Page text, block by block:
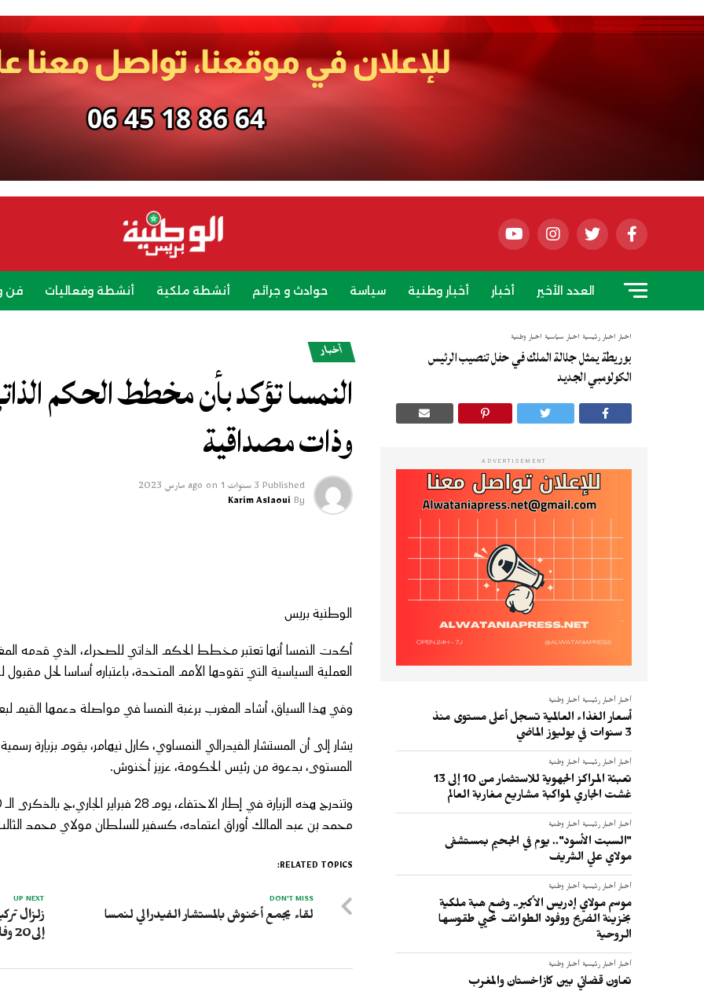
العدد الأخير أخبار أخبار وطنية سياسة حوادث و جرائم أنشطة ملكية أنشطة وفعاليات فن
أخبار أخبار رئيسية أخبار سياسية أخبار وطنية
بوريطة يمثل جلالة الملك في حفل تنصيب الرئيس
الكولومبي الجديد
ADVERTISEMENT
أخبار أخبار رئيسية أخبار وطنية
أسعار الغذاء العالمية تسجل أعلى مستوى منذ
3 سنوات في يوليوز الماضي
أخبار أخبار رئيسية أخبار وطنية
تعبئة المراكز الجهوية للاستثمار من 10 إلى 13
غشت الجاري لمواكبة مشاريع مغاربة العالم
أخبار أخبار رئيسية أخبار وطنية
"السبت الأسود".. يوم في الجحيم بمستشفى
مولاي علي الشريف
أخبار أخبار رئيسية أخبار وطنية
موسم مولاي إدريس الأكبر.. وضع هبة ملكية
بخزينة الضريح ووفود الطوائف تحيي طقوسها
الروحية
أخبار أخبار رئيسية أخبار وطنية
تعاون قضائي بين كازاخستان والمغرب
أخبار
النمسا تؤكد بأن مخطط الحكم
وذات مصداقية
Published 3 سنوات ago on 1 مارس 2023
By
Karim Aslaoui
الوطنية بريس
العملية السياسية التي تقودها الأمم المتحدة، باعتباره أساسا لحل
وفي هذا السياق، أشاد المغرب برغبة النمسا في مواصلة دعمها القيم
المستوى، بدعوة من رئيس الحكومة، عزيز أخنوش.
محمد بن عبد المالك أوراق اعتماده، كسفير للسلطان مولاي محمد الثالث، إلى
RELATED TOPICS:
UP NEXT
زلزال
إلى20 وفاة و33 شخص في عداد المفقودين
DON'T MISS
لقاء يجمع أخنوش بالمستشار الفيدرالي لنمسا